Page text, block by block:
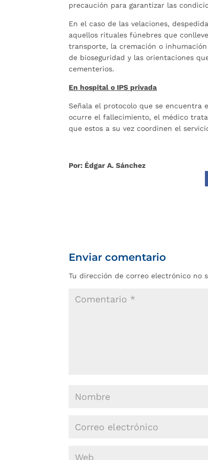
precaución para garantizar las
En el caso de las velaciones,
aquellos rituales fúnebres que
transporte, la cremación o
de bioseguridad y las orientaciones
cementerios.
En hospital o IPS privada
Señala el protocolo que se
ocurre el fallecimiento, el médico
que estos a su vez coordinen el
Por: Édgar A. Sánchez
Enviar comentario
Tu dirección de correo electrónico no